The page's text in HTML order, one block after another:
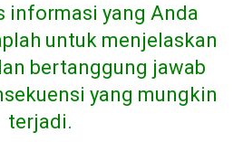
informasi yang Anda
untuk menjelaskan
bertanggung jawab
yang mungkin
terjadi.